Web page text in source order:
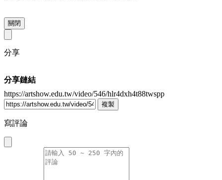
關閉
分享
分享鏈結
https://artshow.edu.tw/video/546/hlr4dxh4t88twspp
複製
寫評論